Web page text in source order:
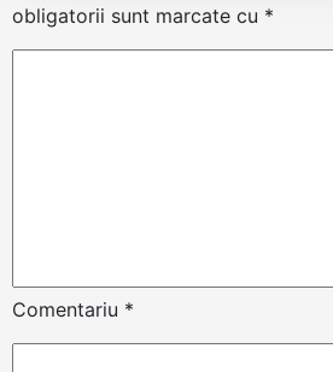
obligatorii sunt marcate cu *
Comentariu *